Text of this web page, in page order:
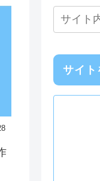
サイト